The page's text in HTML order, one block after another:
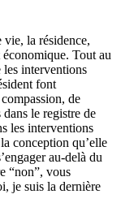
la résidence,
Tout au
interventions
font
de
le registre de
les interventions
conception qu’elle
au-delà du
“non”, vous
je suis la dernière